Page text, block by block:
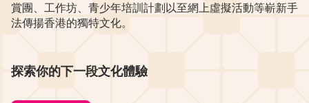
賞團、工作坊、青少年培訓計劃以至網上虛擬活動等嶄新手
法傳揚香港的獨特文化。
探索你的下一段文化體驗